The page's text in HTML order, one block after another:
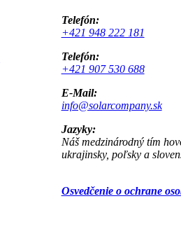
Telefón:
+421 948 222 181
Telefón:
+421 907 530 688
E-Mail:
info@solarcompany.sk
Jazyky:
Náš medzinárodný tím
ukrajinsky, poľsky a
Osvedčenie o ochrane